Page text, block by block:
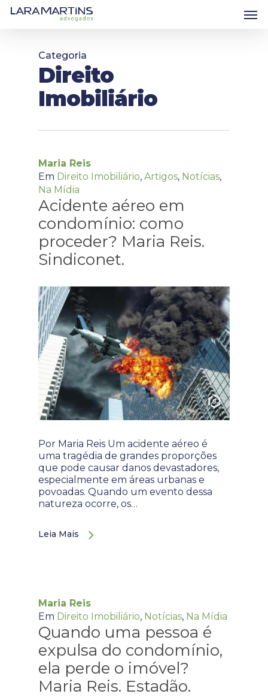
Skip
Categoria
Direito
Imobiliário
Maria Reis
Em Direito Imobiliário, Artigos, Notícias,
Na Mídia
Acidente aéreo em
condomínio: como
proceder? Maria Reis.
Sindiconet.
Por Maria Reis Um acidente aéreo é
uma tragédia de grandes proporções
que pode causar danos devastadores,
especialmente em áreas urbanas e
povoadas. Quando um evento dessa
natureza ocorre, os…
Leia Mais
Maria Reis
Em Direito Imobiliário, Notícias, Na Mídia
Quando uma pessoa é
expulsa do condomínio,
ela perde o imóvel?
Maria Reis. Estadão.